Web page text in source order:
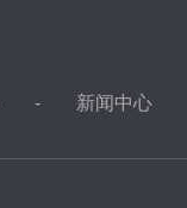
新闻中心